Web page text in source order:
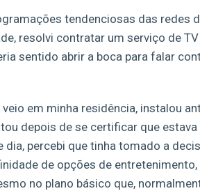
tendenciosas das redes
resolvi contratar um serviço de
sentido abrir a boca para falar
em minha residência, instalou
depois de se certificar que
percebi que tinha tomado a
de opções de
no plano básico que,